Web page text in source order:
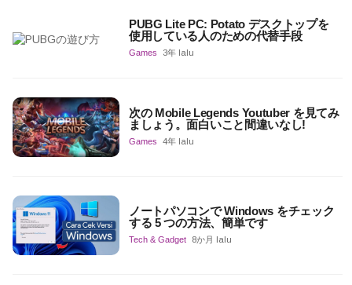
PUBG Lite PC: Potato デスクトップを
使用している人のための代替手段
Games 3年 lalu
次の Mobile Legends Youtuber を見てみ
ましょう。面白いこと間違いなし!
Games 4年 lalu
ノートパソコンで Windows をチェック
する 5 つの方法、簡単です
Tech & Gadget 8か月 lalu